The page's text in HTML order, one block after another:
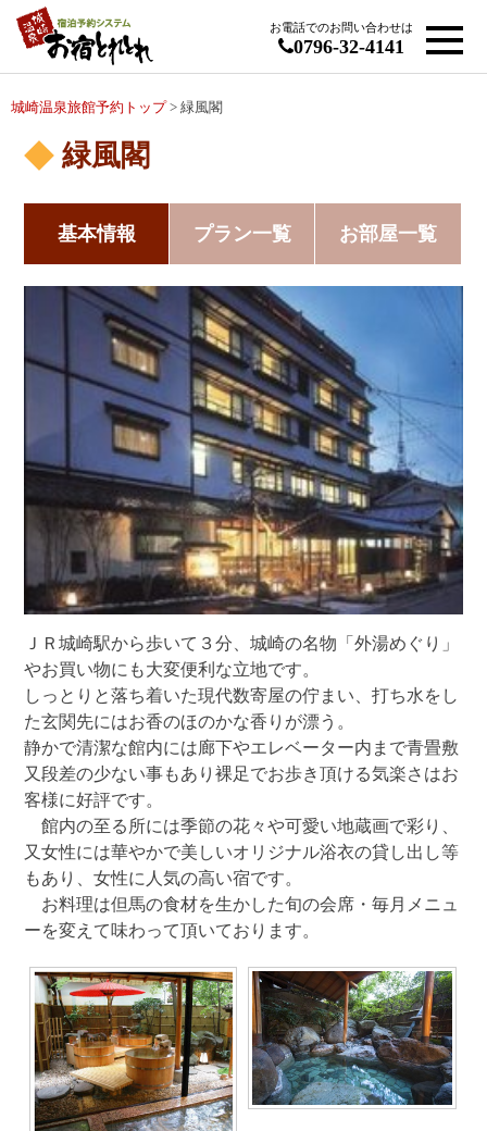
お電話でのお問い合わせは
0796-32-4141
城崎温泉旅館予約トップ > 緑風閣
緑風閣
基本情報 プラン一覧 お部屋一覧
ＪＲ城崎駅から歩いて３分、城崎の名物「外湯めぐり」
やお買い物にも大変便利な立地です。
しっとりと落ち着いた現代数寄屋の佇まい、打ち水をし
た玄関先にはお香のほのかな香りが漂う。
静かで清潔な館内には廊下やエレベーター内まで青畳敷
又段差の少ない事もあり裸足でお歩き頂ける気楽さはお
客様に好評です。
館内の至る所には季節の花々や可愛い地蔵画で彩り、
又女性には華やかで美しいオリジナル浴衣の貸し出し等
もあり、女性に人気の高い宿です。
お料理は但馬の食材を生かした旬の会席・毎月メニュ
ーを変えて味わって頂いております。